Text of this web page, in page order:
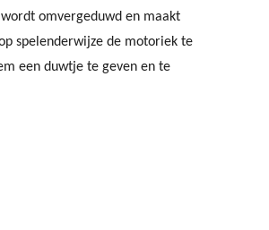
omvergeduwd en maakt
spelenderwijze de motoriek te
een duwtje te geven en te